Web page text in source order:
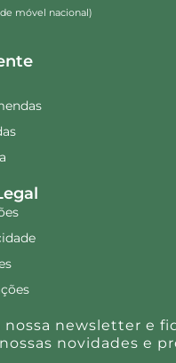
móvel nacional)
nossa newsletter e
novidades e